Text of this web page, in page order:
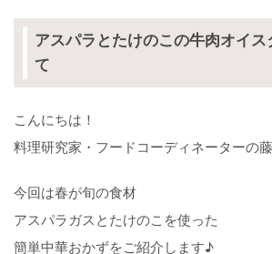
アスパラとたけのこの牛肉オイ
て
こんにちは！
料理研究家・フードコーディネーターの
今回は春が旬の食材
アスパラガスとたけのこを使った
簡単中華おかずをご紹介します♪